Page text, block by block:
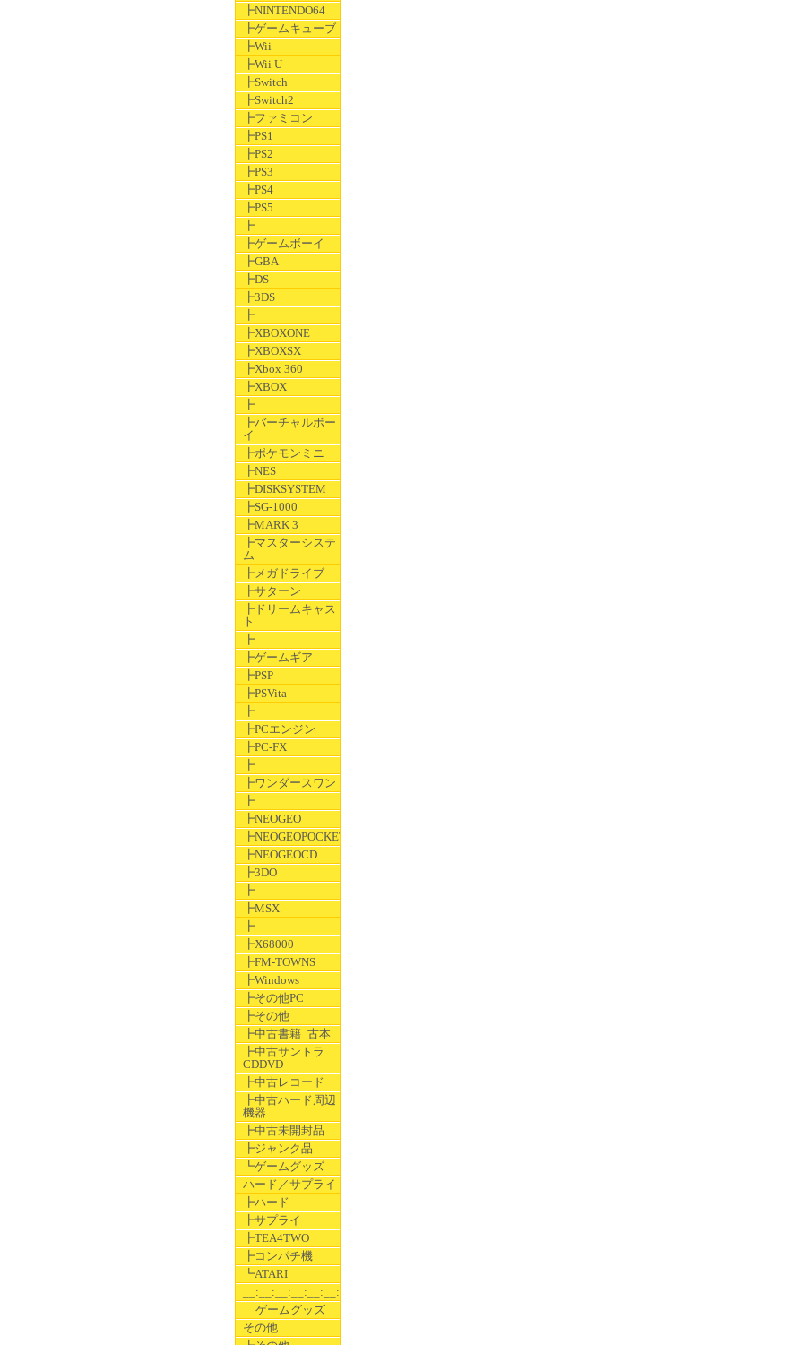
┣NINTENDO64
┣ゲームキューブ
┣Wii
┣Wii U
┣Switch
┣Switch2
┣ファミコン
┣PS1
┣PS2
┣PS3
┣PS4
┣PS5
┣
┣ゲームボーイ
┣GBA
┣DS
┣3DS
┣
┣XBOXONE
┣XBOXSX
┣Xbox 360
┣XBOX
┣
┣バーチャルボー
イ
┣ポケモンミニ
┣NES
┣DISKSYSTEM
┣SG-1000
┣MARK 3
┣マスターシステ
ム
┣メガドライブ
┣サターン
┣ドリームキャス
ト
┣
┣ゲームギア
┣PSP
┣PSVita
┣
┣PCエンジン
┣PC-FX
┣
┣ワンダースワン
┣
┣NEOGEO
┣NEOGEOPOCKET
┣NEOGEOCD
┣3DO
┣
┣MSX
┣
┣X68000
┣FM-TOWNS
┣Windows
┣その他PC
┣その他
┣中古書籍_古本
┣中古サントラ
CDDVD
┣中古レコード
┣中古ハード周辺
機器
┣中古未開封品
┣ジャンク品
┗ゲームグッズ
ハード／サプライ
┣ハード
┣サプライ
┣TEA4TWO
┣コンパチ機
┗ATARI
__:__:__:__:__:__:__
__ゲームグッズ
その他